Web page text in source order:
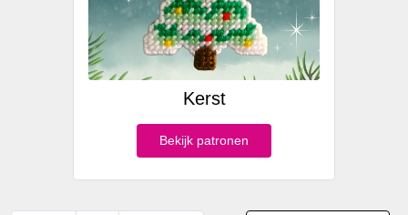
Kerst
Bekijk patronen